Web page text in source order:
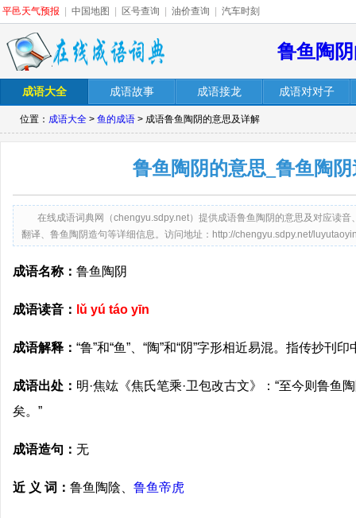
平邑天气预报 中国地图 区号查询 油价查询 汽车时刻
鲁鱼陶
成语大全 成语故事 成语接龙 成语对对子
位置： 成语大全 > 鱼的成语 > 成语鲁鱼陶阴的意思及详解
鲁鱼陶阴的意思_鲁鱼陶
在线成语词典网（chengyu.sdpy.net）提供成语鲁鱼陶阴的意思及对应读
翻译、鲁鱼陶阴造句等详细信息。访问地址：http://chengyu.sdpy.net/
成语名称： 鲁鱼陶阴
成语读音： lǔ yú táo yīn
成语解释： “鲁”和“鱼”、“陶”和“阴”字形相近易混。指传抄刊
成语出处： 明·焦竑《焦氏笔乘·卫包改古文》：“至今则鲁鱼
矣。”
成语造句： 无
近 义 词： 鲁鱼陶陰、 鲁鱼帝虎